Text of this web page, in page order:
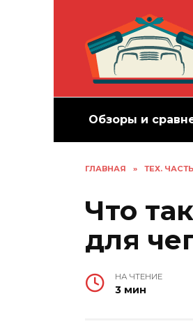
Обзоры и
ГЛАВНАЯ » ТЕХ. ЧАСТЬ
Что
для
НА ЧТЕНИЕ
3 мин